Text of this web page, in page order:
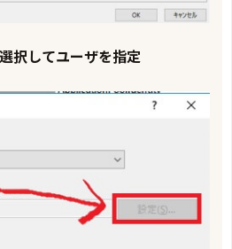
択してユーザを指定